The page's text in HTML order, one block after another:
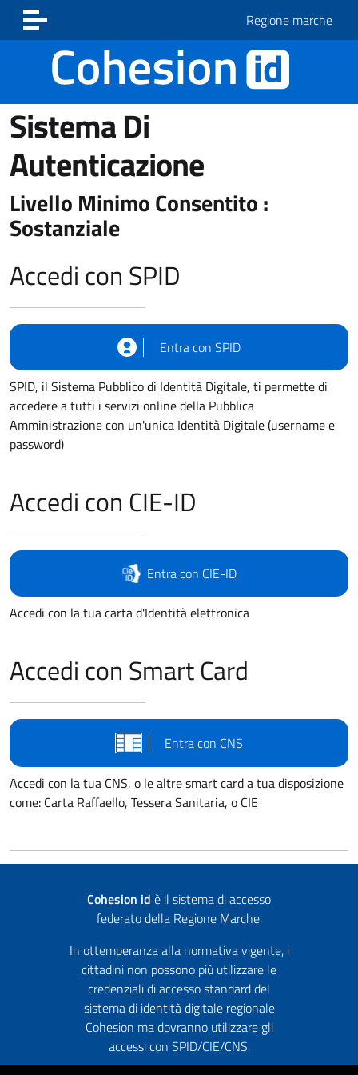
Vai ai contenuti
Vai al footer
Regione marche
Sistema Di
Autenticazione
Livello Minimo Consentito :
Sostanziale
Accedi con SPID
Entra con SPID
SPID, il Sistema Pubblico di Identità Digitale, ti permette di
accedere a tutti i servizi online della Pubblica
Amministrazione con un'unica Identità Digitale (username e
password)
Accedi con CIE-ID
Entra con CIE-ID
Accedi con la tua carta d'Identità elettronica
Accedi con Smart Card
Entra con CNS
Accedi con la tua CNS, o le altre smart card a tua disposizione
come: Carta Raffaello, Tessera Sanitaria, o CIE
Cohesion id è il sistema di accesso
federato della Regione Marche.
In ottemperanza alla normativa vigente, i
cittadini non possono più utilizzare le
credenziali di accesso standard del
sistema di identità digitale regionale
Cohesion ma dovranno utilizzare gli
accessi con SPID/CIE/CNS.